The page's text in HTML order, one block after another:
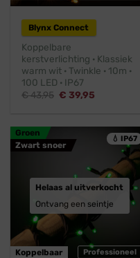
Blynx Connect
Koppelbare
kerstverlichting · Klassiek
warm wit · Twinkle · 10m ·
100 LED · IP67
€43,95 Oorspronkelijke
€ 39,95
💧 IP67
Groen
Zwart snoer
Professioneel
Koppelbaar
Helaas al uitverkocht
Ontvang een seintje